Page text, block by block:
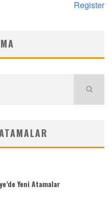
Register
Yeni Atamalar